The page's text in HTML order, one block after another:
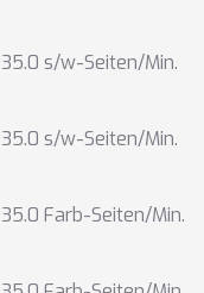
35.0 s/w-Seiten/Min.
35.0 s/w-Seiten/Min.
35.0 Farb-Seiten/Min.